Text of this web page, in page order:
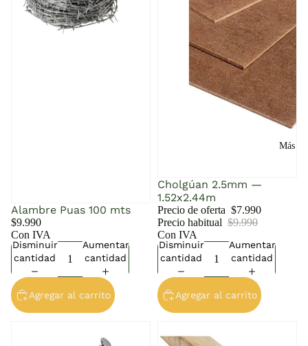
Más
Alambre Puas 100 mts
$9.990
Con IVA
Disminuir
cantidad
Aumentar
cantidad
Agregar al carrito
Cholgúan 2.5mm —
1.52x2.44m
Precio de oferta $7.990
Precio habitual $9.990
Con IVA
Disminuir
cantidad
Aumentar
cantidad
Agregar al carrito
Largo 3.20m